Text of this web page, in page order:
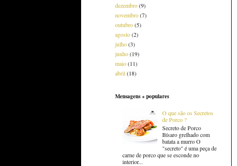
dezembro(9)
novembro(7)
outubro(5)
agosto(2)
julho(3)
junho(19)
maio(11)
abril(18)
Mensagens + populares
O que são os Secretos
de Porco ?
Secreto de Porco
Bísaro grelhado com
batata a murro O
"secreto" é uma peça de
carne de porco que se esconde no
interior...